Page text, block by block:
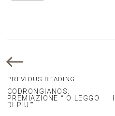
PREVIOUS READING
CODRONGIANOS:
PREMIAZIONE “IO LEGGO
DI PIU'”